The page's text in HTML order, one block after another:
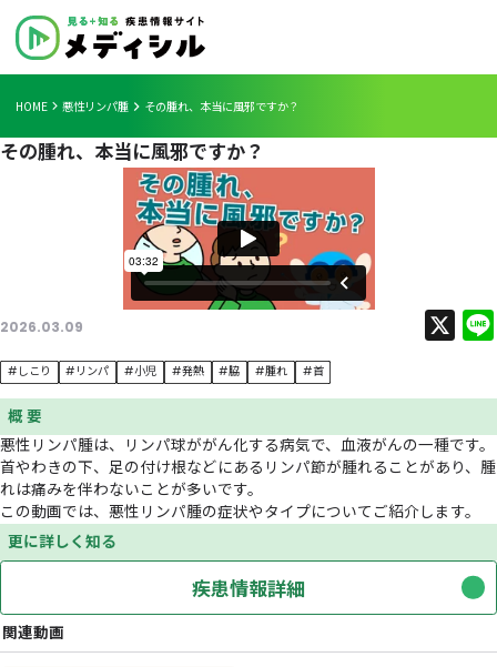
その腫れ、本当に風邪ですか？
2026.03.09
#しこり #リンパ #小児 #発熱 #脇 #腫れ #首
概 要
悪性リンパ腫は、リンパ球ががん化する病気で、血液がんの
首やわきの下、足の付け根などにあるリンパ節が腫れるこ
れは痛みを伴わないことが多いです。
この動画では、悪性リンパ腫の症状やタイプについてご紹
更に詳しく知る